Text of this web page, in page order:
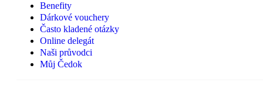
Benefity
Dárkové vouchery
Často kladené otázky
Online delegát
Naši průvodci
Můj Čedok